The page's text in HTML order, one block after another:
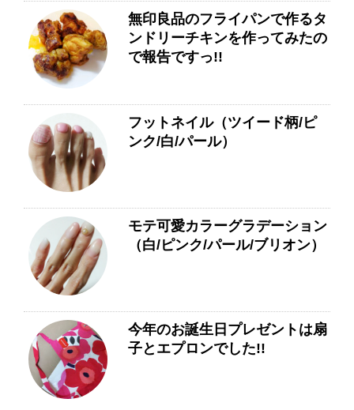
無印良品のフライパンで作るタ
ンドリーチキンを作ってみたの
で報告ですっ!!
フットネイル（ツイード柄/ピ
ンク/白/パール）
モテ可愛カラーグラデーション
（白/ピンク/パール/ブリオン）
今年のお誕生日プレゼントは扇
子とエプロンでした!!